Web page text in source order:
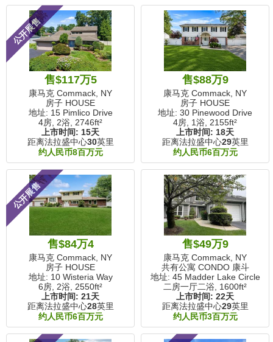
公开展售
售$117万5
康马克 Commack, NY
房子 HOUSE
地址: 15 Pimlico Drive
4房, 2浴, 2746ft²
上市时间: 15天
距离法拉盛中心30英里
约人民币8百万元
售$88万9
康马克 Commack, NY
房子 HOUSE
地址: 30 Pinewood Drive
4房, 1浴, 2155ft²
上市时间: 18天
距离法拉盛中心29英里
约人民币6百万元
公开展售
售$84万4
康马克 Commack, NY
房子 HOUSE
地址: 10 Wisteria Way
6房, 2浴, 2550ft²
上市时间: 21天
距离法拉盛中心28英里
约人民币6百万元
售$49万9
康马克 Commack, NY
共有公寓 CONDO 康斗
地址: 45 Madder Lake Circle
二房一厅二浴, 1600ft²
上市时间: 22天
距离法拉盛中心29英里
约人民币3百万元